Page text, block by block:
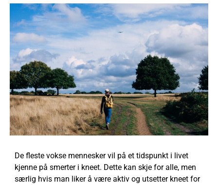
De fleste vokse mennesker vil på et tidspunkt i livet
kjenne på smerter i kneet. Dette kan skje for alle, men
særlig hvis man liker å være aktiv og utsetter kneet for